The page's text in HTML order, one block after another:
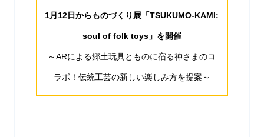
1月12日からものづくり展「TSUKUMO-KAMI:
soul of folk toys」を開催
～ARによる郷土玩具とものに宿る神さまのコ
ラボ！伝統工芸の新しい楽しみ方を提案～